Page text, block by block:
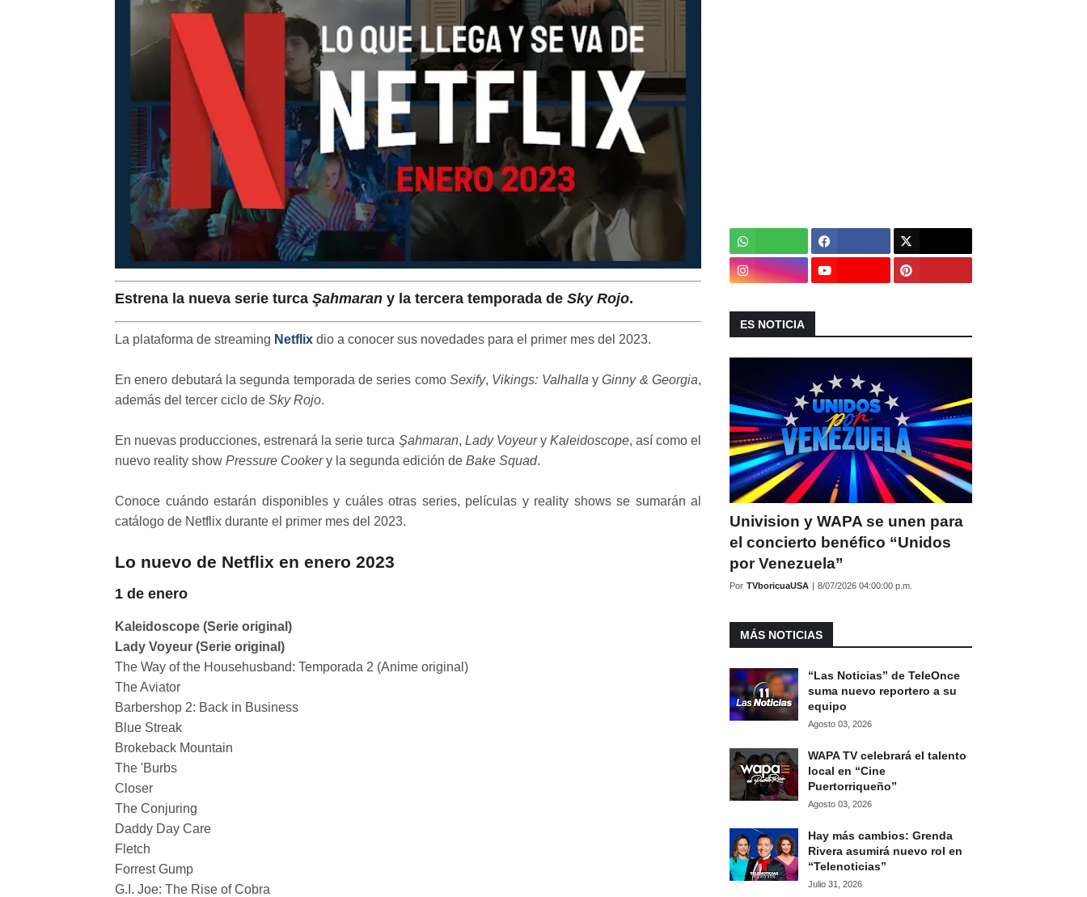
Estrena la nueva serie turca Şahmaran y la tercera temporada de Sky Rojo.
La plataforma de streaming Netflix dio a conocer sus novedades para el primer mes del 2023.
En enero debutará la segunda temporada de series como Sexify, Vikings: Valhalla yGinny & Georgia,
además del tercer ciclo de Sky Rojo.
En nuevas producciones, estrenará la serie turca Şahmaran, Lady Voyeury Kaleidoscope, así como el
nuevo reality show Pressure Cookery la segunda edición de Bake Squad.
Conoce cuándo estarán disponibles y cuáles otras series, películas y reality shows se sumarán al
catálogo de Netflix durante el primer mes del 2023.
Lo nuevo de Netflix en enero 2023
1 de enero
Kaleidoscope (Serie original)
Lady Voyeur (Serie original)
The Way of the Househusband: Temporada 2 (Anime original)
The Aviator
Barbershop 2: Back in Business
Blue Streak
Brokeback Mountain
The 'Burbs
Closer
The Conjuring
Daddy Day Care
Fletch
Forrest Gump
G.I. Joe: The Rise of Cobra
ES NOTICIA
Univision y WAPA se unen para
el concierto benéfico “Unidos
por Venezuela”
Por TVboricuaUSA | 8/07/2026 04:00:00 p.m.
MÁS NOTICIAS
“Las Noticias” de TeleOnce
suma nuevo reportero a su
equipo
Agosto 03, 2026
WAPA TV celebrará el talento
local en “Cine
Puertorriqueño”
Agosto 03, 2026
Hay más cambios: Grenda
Rivera asumirá nuevo rol en
“Telenoticias”
Julio 31, 2026